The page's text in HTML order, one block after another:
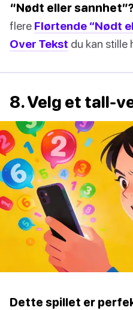
“Nødt eller
flere Flørtende “Nødt
Over Tekst du kan stille
8. Velg et tall-
Dette spillet er